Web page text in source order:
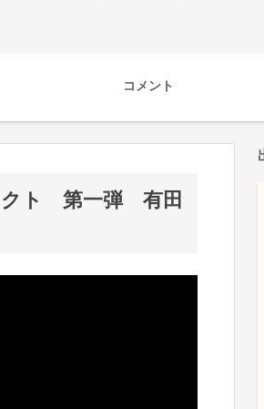
コメント
クト 第一弾 有田